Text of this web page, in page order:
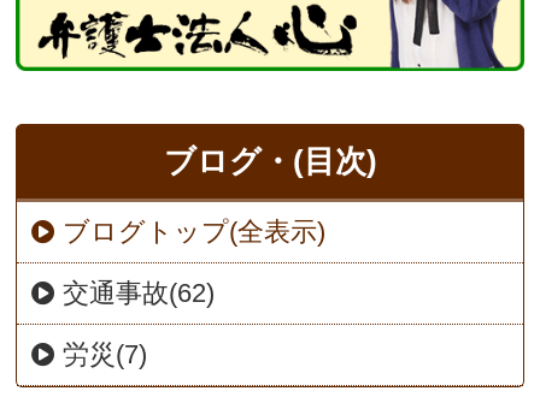
ブログ・(目次)
ブログトップ(全表示)
交通事故(62)
労災(7)